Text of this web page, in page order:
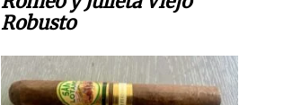
Robusto